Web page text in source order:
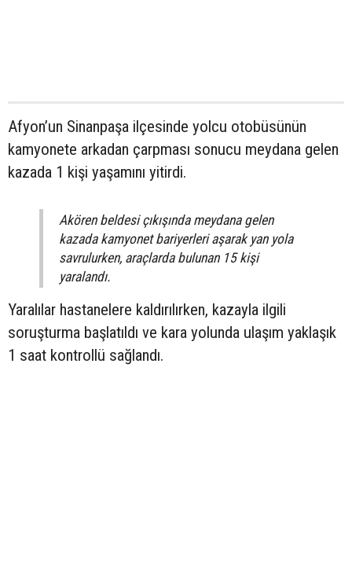
Afyon’un Sinanpaşa ilçesinde yolcu otobüsünün
kamyonete arkadan çarpması sonucu meydana gelen
kazada 1 kişi yaşamını yitirdi.
Akören beldesi çıkışında meydana gelen
kazada kamyonet bariyerleri aşarak yan yola
savrulurken, araçlarda bulunan 15 kişi
yaralandı.
Yaralılar hastanelere kaldırılırken, kazayla ilgili
soruşturma başlatıldı ve kara yolunda ulaşım yaklaşık
1 saat kontrollü sağlandı.